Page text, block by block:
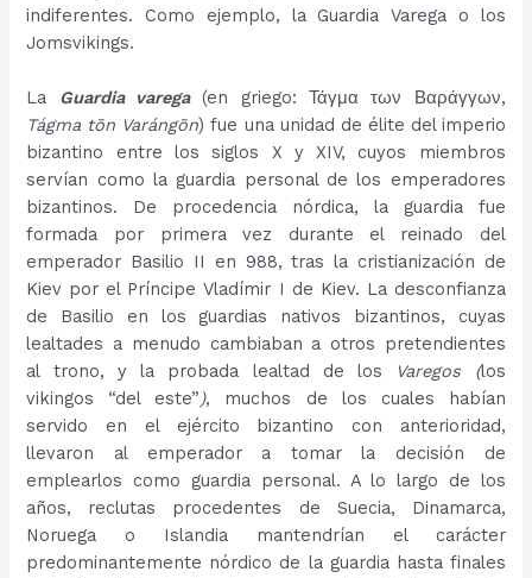
indiferentes. Como ejemplo, la Guardia Varega o los
Jomsvikings.
La Guardia varega(en griego: Τάγμα των Βαράγγων,
Tágma tōn Varángōn) fue una unidad de élite del imperio
bizantino entre los siglos X y XIV, cuyos miembros
servían como la guardia personal de los emperadores
bizantinos. De procedencia nórdica, la guardia fue
formada por primera vez durante el reinado del
emperador Basilio II en 988, tras la cristianización de
Kiev por el Príncipe Vladímir I de Kiev. La desconfianza
de Basilio en los guardias nativos bizantinos, cuyas
lealtades a menudo cambiaban a otros pretendientes
al trono, y la probada lealtad de los
Varegos (los
vikingos “del este”), muchos de los cuales habían
servido en el ejército bizantino con anterioridad,
llevaron al emperador a tomar la decisión de
emplearlos como guardia personal. A lo largo de los
años, reclutas procedentes de Suecia, Dinamarca,
Noruega o Islandia mantendrían el carácter
predominantemente nórdico de la guardia hasta finales